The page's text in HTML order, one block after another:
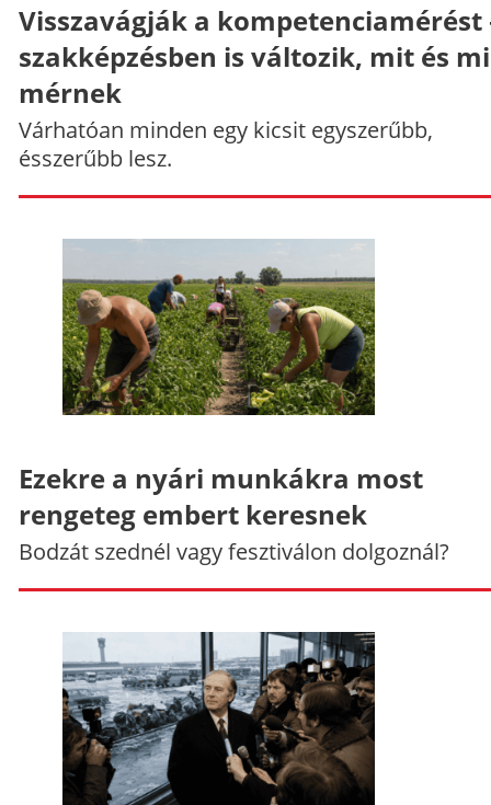
Visszavágják a kompetenciamérést
szakképzésben is változik, mit és
mérnek
Várhatóan minden egy kicsit egyszerűbb,
ésszerűbb lesz.
Ezekre a nyári munkákra most
rengeteg embert keresnek
Bodzát szednél vagy fesztiválon dolgoznál?